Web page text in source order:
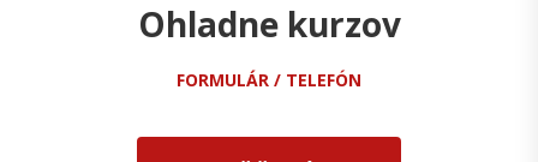
Ohladne kurzov
FORMULÁR / TELEFÓN